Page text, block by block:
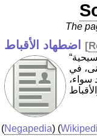
The
اضطهاد الأقباط [
“اضطهاد الأقباط يعود إلى العصور المسيحية
في
سواء،
(Negapedia) (